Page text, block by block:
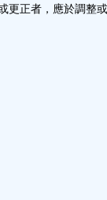
更正者，應於調整